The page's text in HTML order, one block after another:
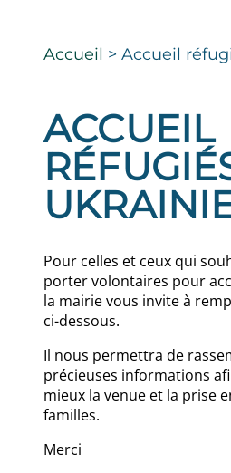
Accueil > Accueil
ACCUEIL
Pour celles et ceux qui
porter volontaires pour
la mairie vous invite à
ci-dessous.
Il nous permettra de
précieuses informations
mieux la venue et la prise
familles.
Merci